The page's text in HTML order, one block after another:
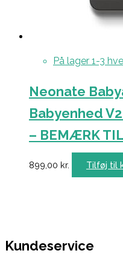
På lager 1-3
Neonate
Babyenhed
– BEMÆRK
899,00 kr. Tilføj til
Kundeservice